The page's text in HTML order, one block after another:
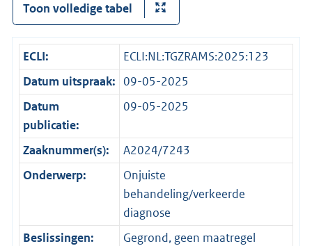
Toon volledige tabel
ECLI:
ECLI:NL:TGZRAMS:2025:123
Datum uitspraak: 09-05-2025
Datum
publicatie:
09-05-2025
Zaaknummer(s):
A2024/7243
Onderwerp:
Onjuiste
behandeling/verkeerde
diagnose
Beslissingen:
Gegrond, geen maatregel